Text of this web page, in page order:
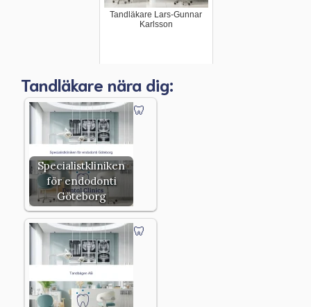
Tandläkare Lars-Gunnar
Karlsson
Tandläkare nära dig:
Specialistkliniken
för endodonti
Göteborg